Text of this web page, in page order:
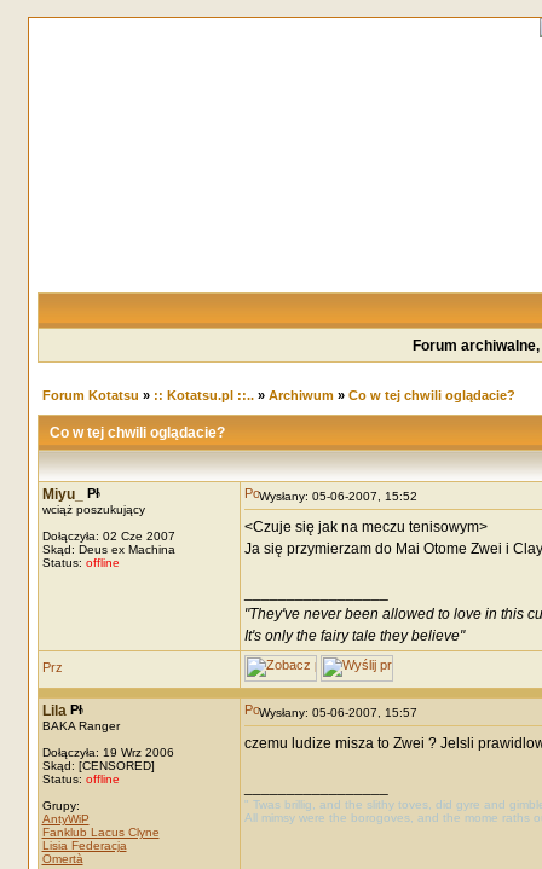
Forum
Forum Kotatsu » :: Kotatsu.pl ::..» Archiwum» Co w tej chwili oglądacie?
Co w tej chwili oglądacie?
Miyu_
wciąż poszukujący
Dołączyła: 02 Cze 2007
Skąd: Deus ex Machina
Status: offline
Wysłany: 05-06-2007, 15:52
<Czuje się jak na meczu tenisowym>
Ja się przymierzam do Mai Otome Zwei i
"They've never been allowed to love in this
It's only the fairy tale they believe"
Lila
BAKA Ranger
Dołączyła: 19 Wrz 2006
Skąd: [CENSORED]
Status: offline
Grupy:
AntyWiP
Fanklub Lacus Clyne
Lisia Federacja
Omertà
Wysłany: 05-06-2007, 15:57
czemu ludize misza to Zwei ? Jelsli
" Twas brillig, and the slithy toves, did gyre and
All mimsy were the borogoves, and the mome raths